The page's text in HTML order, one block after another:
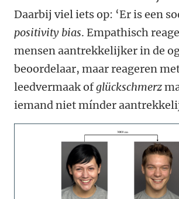
Daarbij viel iets op: ‘Er is een
positivity bias. Empathisch
mensen aantrekkelijker in de
beoordelaar, maar reageren
leedvermaak ofglückschmerz
iemand niet mínder